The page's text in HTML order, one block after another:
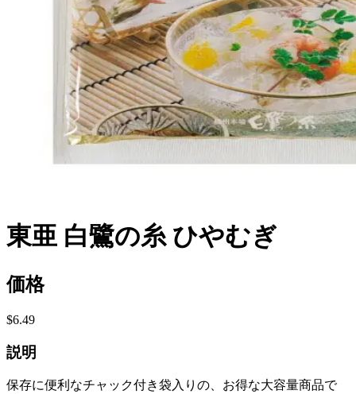
東亜 白鷺の糸 ひやむぎ
価格
$6.49
説明
保存に便利なチャック付き袋入りの、お得な大容量商品で